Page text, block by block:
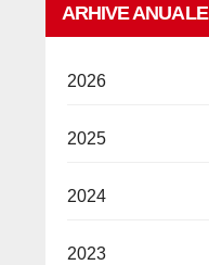
ARHIVE ANUALE
2026
2025
2024
2023